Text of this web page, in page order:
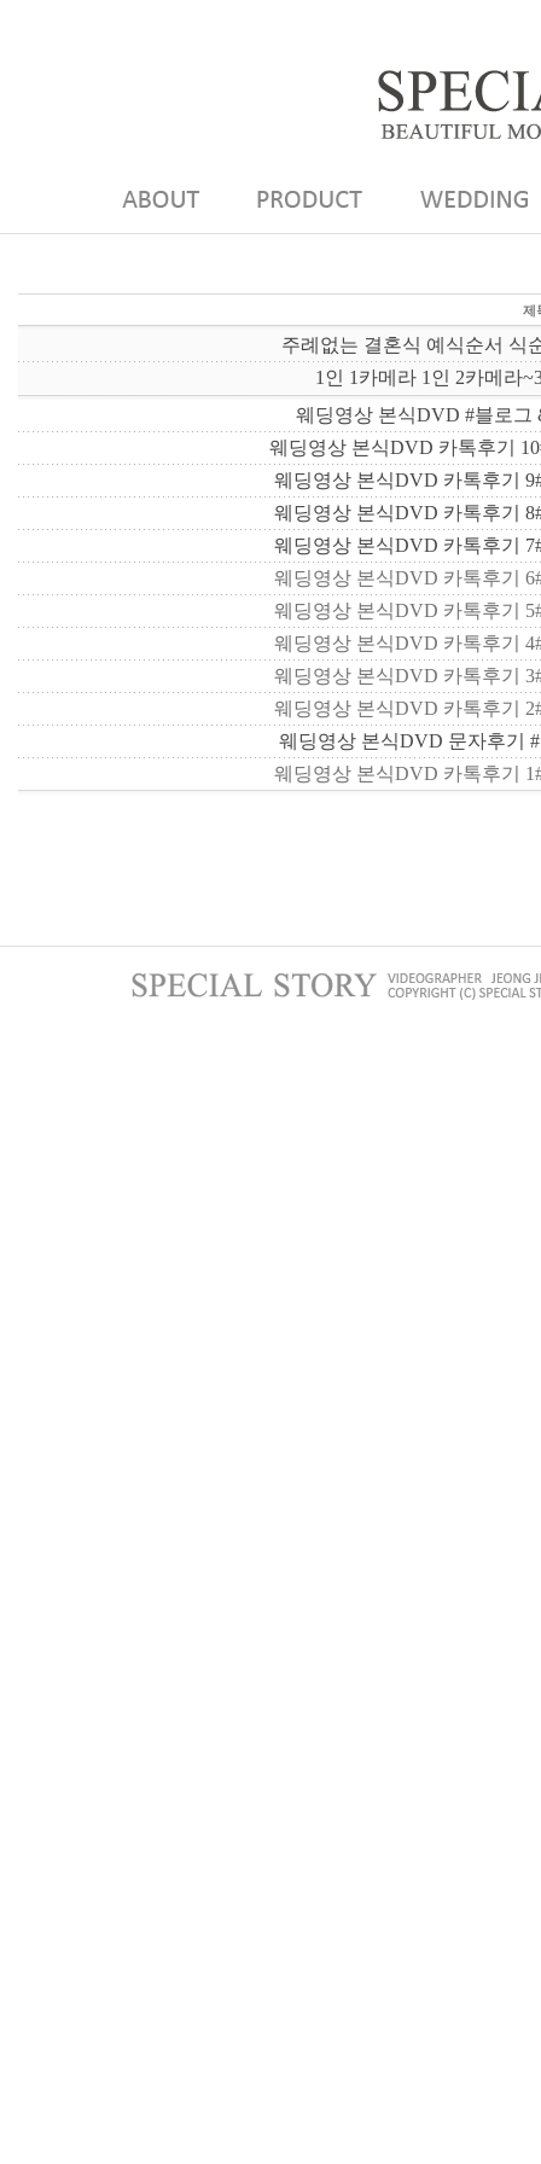
제
주례없는 결혼식 예식순서 식
1인 1카메라 1인 2카메라
웨딩영상 본식DVD #블로그
웨딩영상 본식DVD 카톡후기
웨딩영상 본식DVD 카톡후기
웨딩영상 본식DVD 카톡후기
웨딩영상 본식DVD 카톡후기
웨딩영상 본식DVD 카톡후기
웨딩영상 본식DVD 카톡후기
웨딩영상 본식DVD 카톡후기
웨딩영상 본식DVD 카톡후기
웨딩영상 본식DVD 카톡후기
웨딩영상 본식DVD 문자후기
웨딩영상 본식DVD 카톡후기